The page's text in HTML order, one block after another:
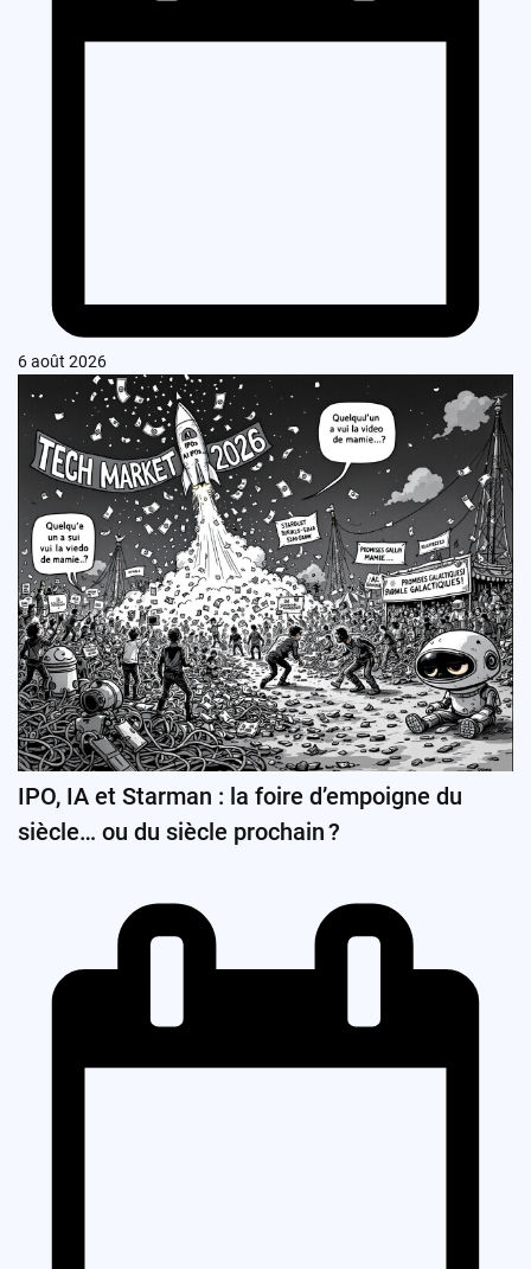
6 août 2026
IPO, IA et Starman : la foire d’empoigne du
siècle… ou du siècle prochain ?